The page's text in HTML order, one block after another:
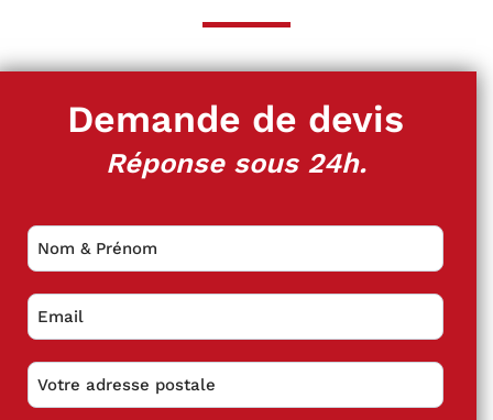
Demande de devis
Réponse sous 24h.